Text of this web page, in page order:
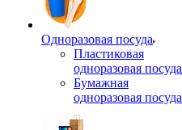
Одноразовая посуда
Пластиковая
одноразовая посуда
Бумажная
одноразовая посуда